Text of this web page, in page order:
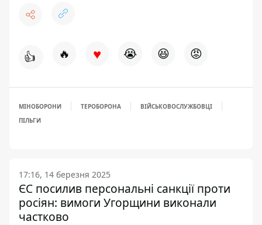
👍 🔥 ♥ 😭 😆 😡
МІНОБОРОНИ ТЕРОБОРОНА
ВІЙСЬКОВОСЛУЖБОВЦІ
ПІЛЬГИ
17:16, 14 березня 2025
ЄС посилив персональні санкції проти
росіян: вимоги Угорщини виконали
частково